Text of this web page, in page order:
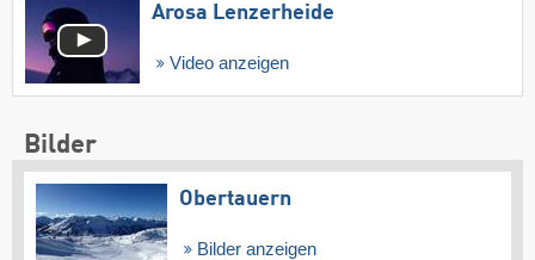
Arosa Lenzerheide
Video anzeigen
Bilder
Obertauern
Bilder anzeigen